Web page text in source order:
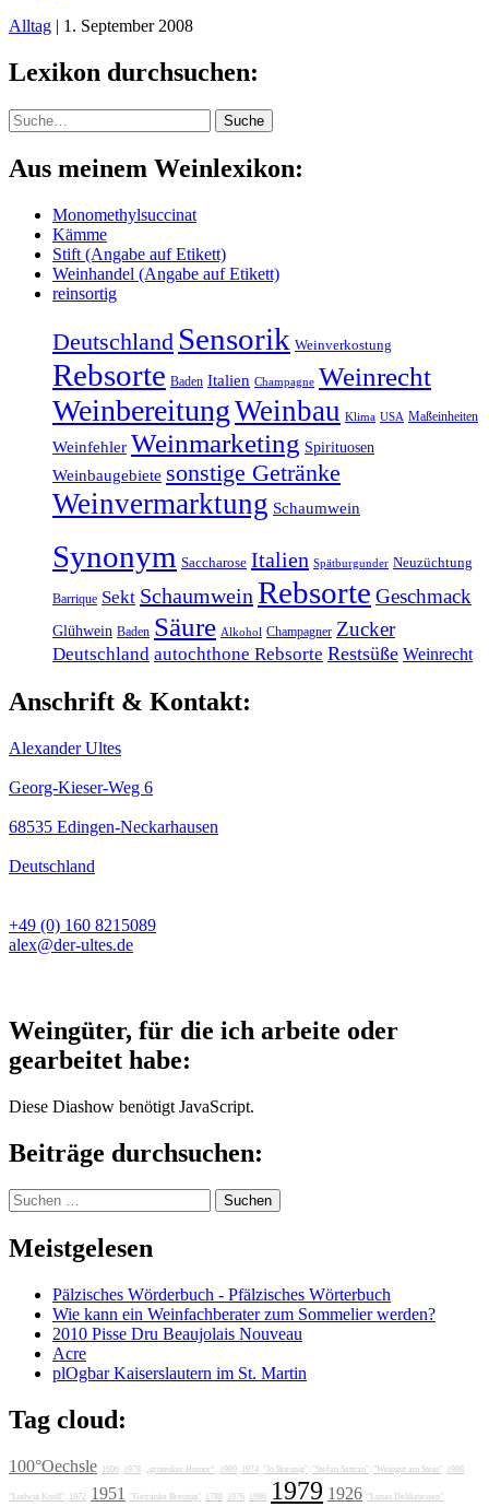
Alltag | 1. September 2008
Lexikon durchsuchen:
Suche Suche
Aus meinem Weinlexikon:
Monomethylsuccinat
Kämme
Stift (Angabe auf Etikett)
Weinhandel (Angabe auf Etikett)
reinsortig
Deutschland Sensorik Weinverkostung
Rebsorte Baden Italien Champagne Weinrecht
WeinbereitungWeinbau Klima USA Maßeinheiten
Weinfehler Weinmarketing Spirituosen
Weinbaugebiete sonstige Getränke
Weinvermarktung Schaumwein
Synonym Saccharose Italien Spätburgunder Neuzüchtung
Barrique Sekt Schaumwein Rebsorte Geschmack
Glühwein Baden Säure Alkohol Champagner Zucker
Deutschland autochthone Rebsorte Restsüße Weinrecht
Anschrift & Kontakt:
Alexander Ultes
Georg-Kieser-Weg 6
68535 Edingen-Neckarhausen
Deutschland
+49 (0) 160 8215089
alex@der-ultes.de
Weingüter, für die ich arbeite oder
gearbeitet habe:
Diese Diashow benötigt JavaScript.
Beiträge durchsuchen:
Suchen
nach:
Meistgelesen
Pälzisches Wörderbuch - Pfälzisches Wörterbuch
Wie kann ein Weinfachberater zum Sommelier werden?
2010 Pisse Dru Beaujolais Nouveau
Acre
plOgbar Kaiserslautern im St. Martin
Tag cloud:
100°Oechsle 1606 1978 „grotesker Humor“ 1989 1974 "Jo Breunig" "Stefan Sattran" "Weingut am Stein" 1988
"Ludwig Knoll" 1972 1951 "Getränke Breunig" 1788 1976 1986 1979 1926 "Lunas Delikatessen"